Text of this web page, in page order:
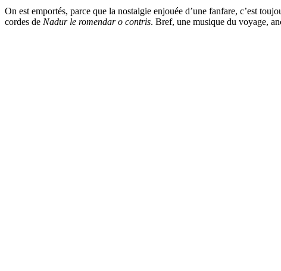
On est emportés, parce que la nostalgie enjouée d’une fanfare, c’est
cordes de Nadur le romendar o contris. Bref, une musique du voyage,